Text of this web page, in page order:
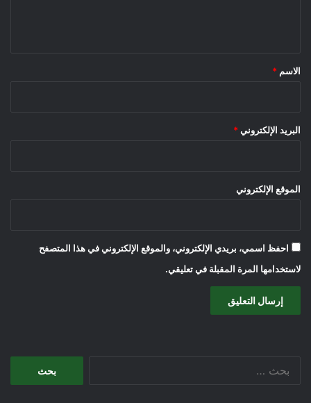
*
الاسم *
البريد الإلكتروني *
الموقع الإلكتروني
احفظ اسمي، بريدي الإلكتروني، والموقع الإلكتروني في هذا المتصفح
لاستخدامها المرة المقبلة في تعليقي.